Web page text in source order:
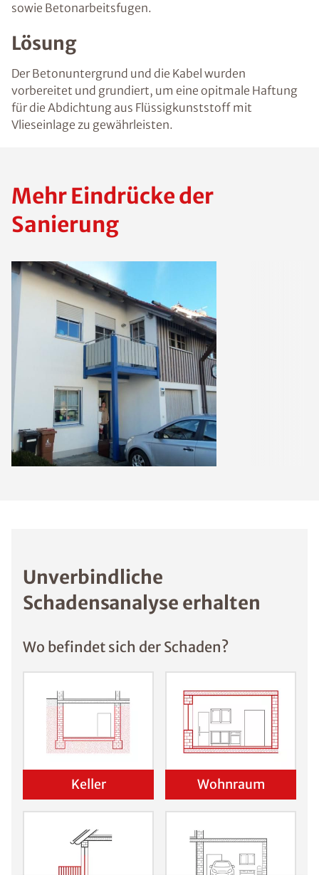
sowie Betonarbeitsfugen.
Lösung
Der Betonuntergrund und die Kabel wurden
vorbereitet und grundiert, um eine opitmale Haftung
für die Abdichtung aus Flüssigkunststoff mit
Vlieseinlage zu gewährleisten.
Mehr Eindrücke der
Sanierung
Unverbindliche
Schadensanalyse erhalten
Wo befindet sich der Schaden?
Keller Wohnraum